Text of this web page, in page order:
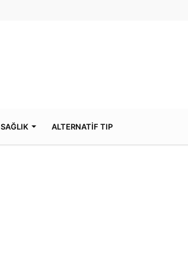
SAĞLIK ALTERNATİF TIP